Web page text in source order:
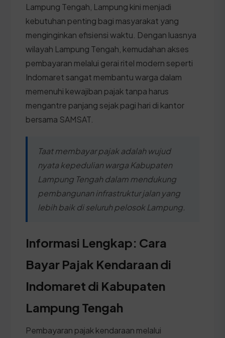
Lampung Tengah, Lampung kini menjadi
kebutuhan penting bagi masyarakat yang
menginginkan efisiensi waktu. Dengan luasnya
wilayah Lampung Tengah, kemudahan akses
pembayaran melalui gerai ritel modern seperti
Indomaret sangat membantu warga dalam
memenuhi kewajiban pajak tanpa harus
mengantre panjang sejak pagi hari di kantor
bersama SAMSAT.
Taat membayar pajak adalah wujud
nyata kepedulian warga Kabupaten
Lampung Tengah dalam mendukung
pembangunan infrastruktur jalan yang
lebih baik di seluruh pelosok Lampung.
Informasi Lengkap: Cara
Bayar Pajak Kendaraan di
Indomaret di Kabupaten
Lampung Tengah
Pembayaran pajak kendaraan melalui